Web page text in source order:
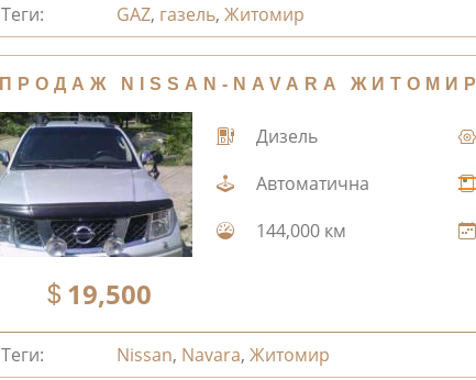
Теги: GAZ, газель,Житомир
ПРОДАЖ NISSAN-NAVARA ЖИТОМИР
19,500
Дизель
Автоматична
144,000 км
Теги: Nissan, Navara,Житомир